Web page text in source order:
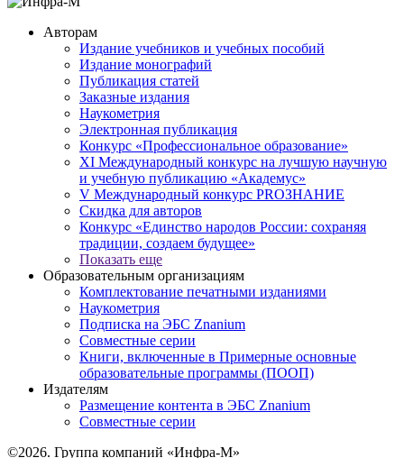
Авторам
Издание учебников и учебных пособий
Издание монографий
Публикация статей
Заказные издания
Наукометрия
Электронная публикация
Конкурс «Профессиональное образование»
XI Международный конкурс на лучшую научную
и учебную публикацию «Академус»
V Международный конкурс PROЗНАНИЕ
Скидка для авторов
Конкурс «Единство народов России: сохраняя
традиции, создаем будущее»
Показать еще
Образовательным организациям
Комплектование печатными изданиями
Наукометрия
Подписка на ЭБС Znanium
Совместные серии
Книги, включенные в Примерные основные
образовательные программы (ПООП)
Издателям
Размещение контента в ЭБС Znanium
Совместные серии
©2026. Группа компаний «Инфра-М»